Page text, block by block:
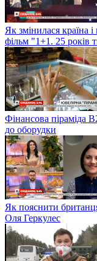
Як змінилася країна
фільм "1+1. 25 років
Фінансова піраміда
до оборудки
Як пояснити
Оля Геркулес